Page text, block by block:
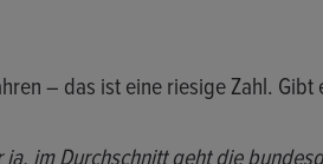
– das ist eine riesige Zahl. Gibt
im Durchschnitt geht die